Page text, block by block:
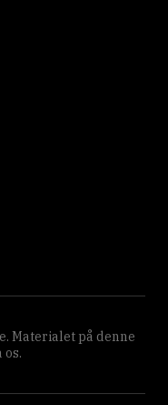
Materialet på denne